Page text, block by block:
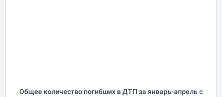
Общее количество погибших в ДТП за январь-апрельс